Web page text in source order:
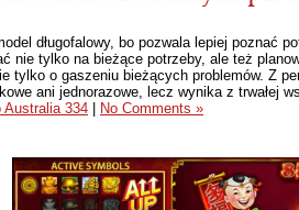
długofalowy, bo pozwala lepiej
nie tylko na bieżące potrzeby, ale też
tylko o gaszeniu bieżących problemów. Z
ani jednorazowe, lecz wynika z trwałej
Australia 334 No Comments »